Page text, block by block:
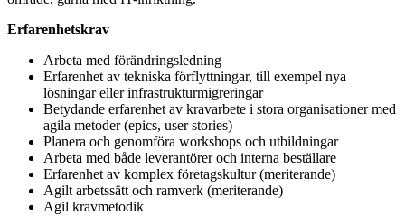
Erfarenhetskrav
Arbeta med förändringsledning
Erfarenhet av tekniska förflyttningar, till exempel nya
lösningar eller infrastrukturmigreringar
Betydande erfarenhet av kravarbete i stora organisationer med
agila metoder (epics, user stories)
Planera och genomföra workshops och utbildningar
Arbeta med både leverantörer och interna beställare
Erfarenhet av komplex företagskultur (meriterande)
Agilt arbetssätt och ramverk (meriterande)
Agil kravmetodik